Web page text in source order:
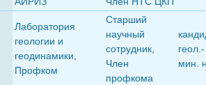
Лаборатория
геологии и
геодинамики,
Профком
Старший
научный
сотрудник,
Член
профкома
геол.-
мин.